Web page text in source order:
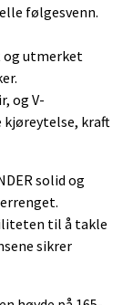
følgesvenn.
og utmerket
og V-
kjøreytelse, kraft
solid og
til å takle
sikrer